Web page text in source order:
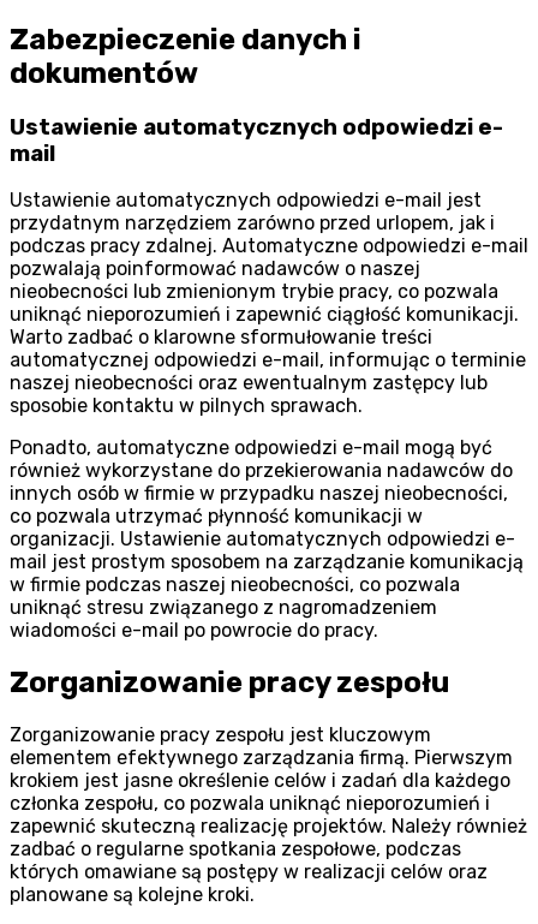
Zabezpieczenie danych i
dokumentów
Ustawienie automatycznych odpowiedzi e-
mail
Ustawienie automatycznych odpowiedzi e-mail jest
przydatnym narzędziem zarówno przed urlopem, jak i
podczas pracy zdalnej. Automatyczne odpowiedzi e-mail
pozwalają poinformować nadawców o naszej
nieobecności lub zmienionym trybie pracy, co pozwala
uniknąć nieporozumień i zapewnić ciągłość komunikacji.
Warto zadbać o klarowne sformułowanie treści
automatycznej odpowiedzi e-mail, informując o terminie
naszej nieobecności oraz ewentualnym zastępcy lub
sposobie kontaktu w pilnych sprawach.
Ponadto, automatyczne odpowiedzi e-mail mogą być
również wykorzystane do przekierowania nadawców do
innych osób w firmie w przypadku naszej nieobecności,
co pozwala utrzymać płynność komunikacji w
organizacji. Ustawienie automatycznych odpowiedzi e-
mail jest prostym sposobem na zarządzanie komunikacją
w firmie podczas naszej nieobecności, co pozwala
uniknąć stresu związanego z nagromadzeniem
wiadomości e-mail po powrocie do pracy.
Zorganizowanie pracy zespołu
Zorganizowanie pracy zespołu jest kluczowym
elementem efektywnego zarządzania firmą. Pierwszym
krokiem jest jasne określenie celów i zadań dla każdego
członka zespołu, co pozwala uniknąć nieporozumień i
zapewnić skuteczną realizację projektów. Należy również
zadbać o regularne spotkania zespołowe, podczas
których omawiane są postępy w realizacji celów oraz
planowane są kolejne kroki.